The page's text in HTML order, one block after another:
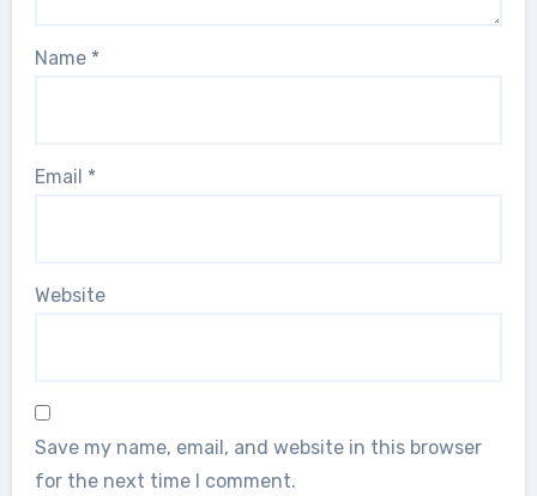
Name *
Email *
Website
Save my name, email, and website in this browser
for the next time I comment.